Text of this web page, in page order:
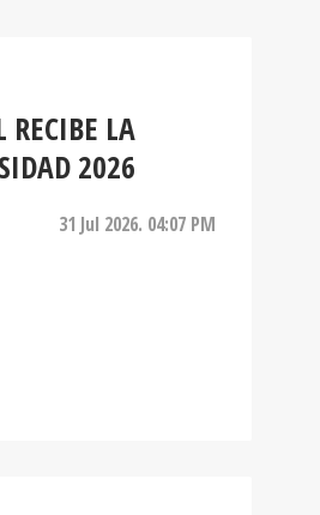
RECIBE LA
2026
31 Jul 2026. 04:07 PM